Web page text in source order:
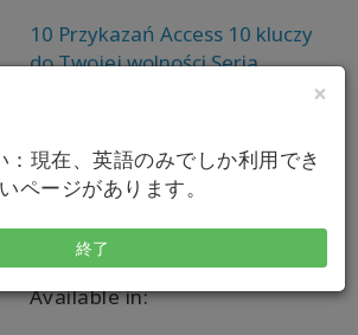
×
：現在、英語のみでしか利用でき
ページがあります。
終了
10 Przykazań Access 10 kluczy
do Twojej wolności Seria
Teleseries - Polish)
Gary M. Douglas, Dr. Dain
Heer
Available in: